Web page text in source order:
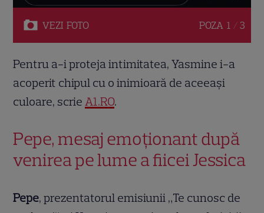
VEZI FOTO POZA 1 / 3
Pentru a-i proteja intimitatea, Yasmine i-a
acoperit chipul cu o inimioară de aceeași
culoare, scrieA1.RO.
Pepe, mesaj emoționant după
venirea pe lume a fiicei Jessica
Pepe, prezentatorul emisiunii „Te cunosc de